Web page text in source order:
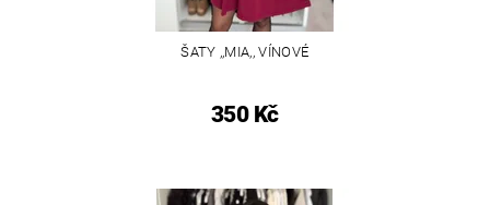
ŠATY ,,MIA,, VÍNOVÉ
350 Kč